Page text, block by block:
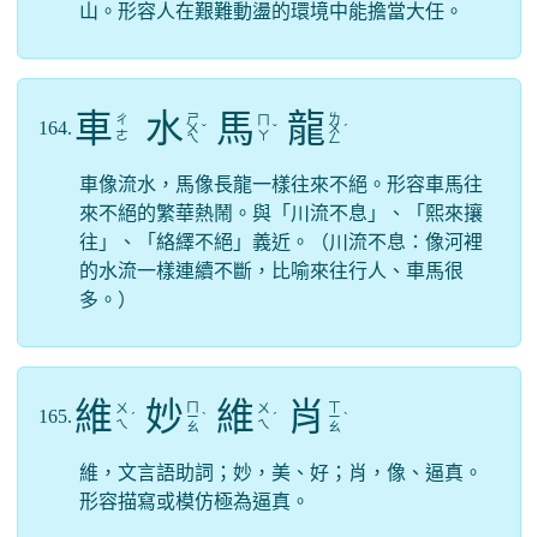
山。形容人在艱難動盪的環境中能擔當大任。
164. 車 ㄔ
ㄜ
水 ㄕ
ㄨ
ㄟ
ˇ 馬 ㄚ ˇ 龍 ㄌ
ㄨ
ㄥ
ˊ
車像流水，馬像長龍一樣往來不絕。形容車馬往
來不絕的繁華熱鬧。與「川流不息」、「熙來攘
往」、「絡繹不絕」義近。（川流不息：像河裡
的水流一樣連續不斷，比喻來往行人、車馬很
多。）
165. 維 ㄨ
ㄟ ˊ 妙 ㄧ
ㄠ
ˋ 維 ㄨ
ㄟ ˊ 肖 ㄧ
ㄠ
ˋ
維，文言語助詞；妙，美、好；肖，像、逼真。
形容描寫或模仿極為逼真。